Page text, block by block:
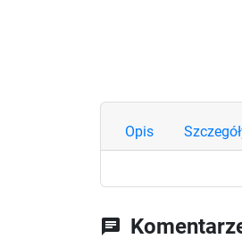
Opis
chat